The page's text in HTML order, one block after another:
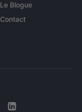
Le Blogue
Contact